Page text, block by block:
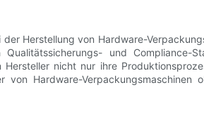
Herstellung von Hardware-
und Compliance-
nicht nur ihre
Hardware-